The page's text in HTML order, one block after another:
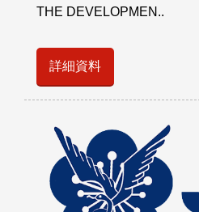
THE DEVELOPMEN..
詳細資料